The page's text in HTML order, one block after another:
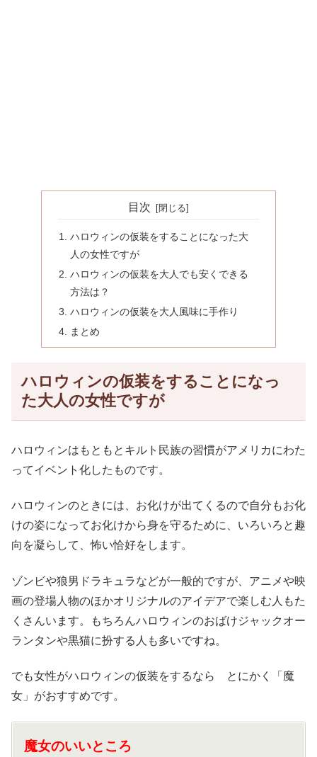
目次
ハロウィンの仮装をすることになった大
人の女性ですが
ハロウィンの仮装を大人でも安くできる
方法は？
ハロウィンの仮装を大人風味に手作り
まとめ
ハロウィンの仮装をすることになっ
た大人の女性ですが
ハロウィンはもともとキルト民族の習慣がアメリカにわた
ってイベント化したものです。
ハロウィンのときには、お化けが出てくるので自分もお化
けの姿になってお化けから身を守るために、いろいろと趣
向を凝らして、怖い恰好をします。
ゾンビや狼男ドラキュラなどが一般的ですが、アニメや映
画の登場人物のほかオリジナルのアイデアで楽しむ人もた
くさんいます。もちろんハロウィンのおばけジャックオー
ランタンや黒猫に扮する人も多いですね。
でも女性がハロウィンの仮装をするなら とにかく「魔
女」がおすすめです。
魔女のいいところ